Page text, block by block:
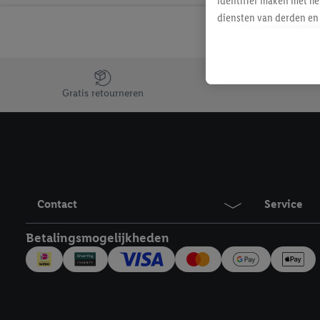
Jouw voordelen bij ons als Lidl webshop klant
Gratis retourneren
Contact Service
Betalingsmogelijkheden
diensten van derden
Als je hiervoor
eerder interesse hebt
maar het niet te
mailadres en met
Onder "Aanpassen"
Door te klikken op
technieken worden
inclusief over de
trekken, vind je in onze
over de cookies die